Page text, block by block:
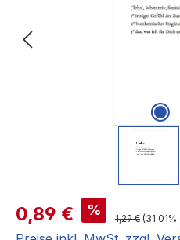
Verkaufspreis:
0,89 € % Regulärer
1,29 €